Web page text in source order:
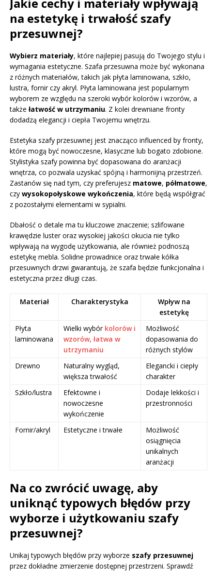
na estetykę i trwałość szafy
przesuwnej?
Wybierz materiały, które najlepiej pasują do Twojego stylu i
wymagania estetyczne. Szafa przesuwna może być wykonana
z różnych materiałów, takich jak płyta laminowana, szkło,
lustra, fornir czy akryl. Płyta laminowana jest popularnym
wyborem ze względu na szeroki wybór kolorów i wzorów, a
także łatwość w utrzymaniu. Z kolei drewniane fronty
dodadzą elegancji i ciepła Twojemu wnętrzu.
Estetyka szafy przesuwnej jest znacząco influenced by fronty,
które mogą być nowoczesne, klasyczne lub bogato zdobione.
Stylistyka szafy powinna być dopasowana do aranżacji
wnętrza, co pozwala uzyskać spójną i harmonijną przestrzeń.
Zastanów się nad tym, czy preferujesz matowe, półmatowe,
czy wysokopołyskowe wykończenia, które będą współgrać
z pozostałymi elementami w sypialni.
Dbałość o detale ma tu kluczowe znaczenie; szlifowane
krawędzie luster oraz wysokiej jakości okucia nie tylko
wpływają na wygodę użytkowania, ale również podnoszą
estetykę mebla. Solidne prowadnice oraz trwałe kółka
przesuwnych drzwi gwarantują, że szafa będzie funkcjonalna i
estetyczna przez długi czas.
Materiał Charakterystyka
Wpływ na
estetykę
Płyta
laminowana
Wielki wybór kolorów i
wzorów, łatwa w
utrzymaniu
Możliwość
dopasowania do
różnych stylów
Drewno
Naturalny wygląd,
większa trwałość
Elegancki i ciepły
charakter
Szkło/lustra
Efektowne i
nowoczesne
wykończenie
Dodaje lekkości i
przestronności
Fornir/akryl Estetyczne i trwałe
Możliwość
osiągnięcia
unikalnych
aranżacji
Na co zwrócić uwagę, aby
uniknąć typowych błędów przy
wyborze i użytkowaniu szafy
przesuwnej?
Unikaj typowych błędów przy wyborze szafy przesuwnej
przez dokładne zmierzenie dostępnej przestrzeni. Sprawdź